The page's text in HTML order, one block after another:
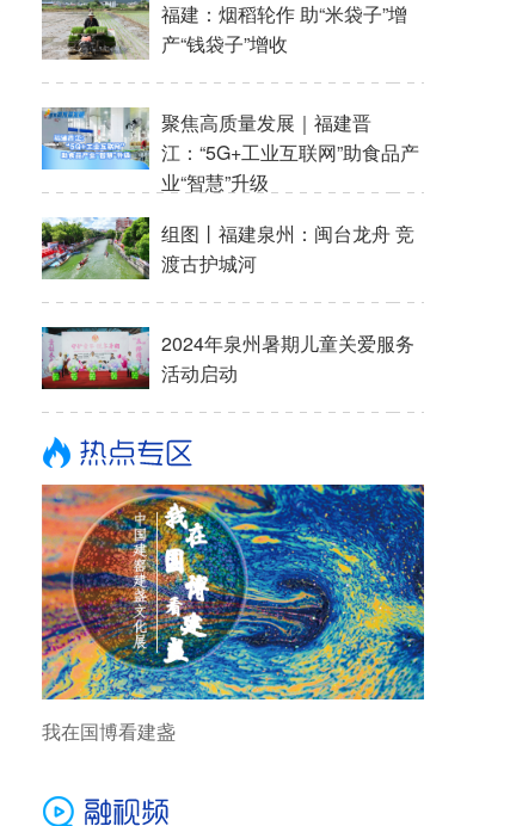
福建：烟稻轮作 助“米袋子”增
产“钱袋子”增收
聚焦高质量发展｜福建晋
江：“5G+工业互联网”助食品产
业“智慧”升级
组图丨福建泉州：闽台龙舟 竞
渡古护城河
2024年泉州暑期儿童关爱服务
活动启动
我在国博看建盏